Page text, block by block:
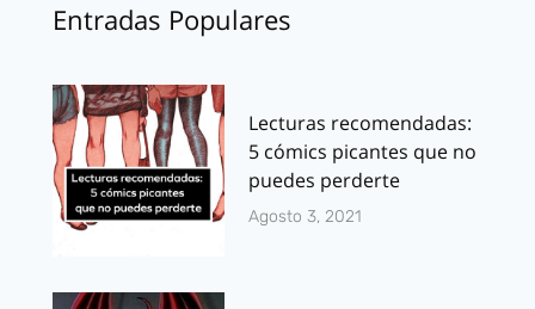
Entradas Populares
Lecturas recomendadas:
5 cómics picantes que no
puedes perderte
Agosto 3, 2021